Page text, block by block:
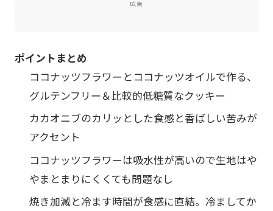
広告
ポイントまとめ
ココナッツフラワーとココナッツオイルで作る、
グルテンフリー＆比較的低糖質なクッキー
カカオニブのカリッとした食感と香ばしい苦みが
アクセント
ココナッツフラワーは吸水性が高いので生地はや
やまとまりにくくても問題なし
焼き加減と冷ます時間が食感に直結。冷ましてか